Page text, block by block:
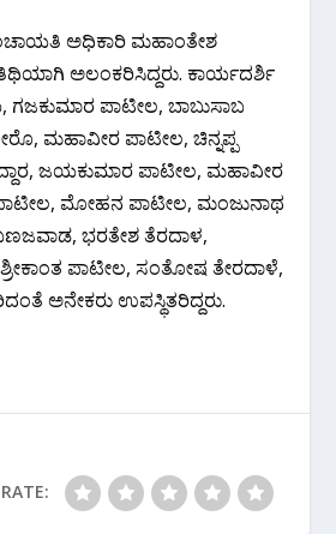
ಅಧಿಕಾರಿ ಮಹಾಂತೇಶ
ಅಲಂಕರಿಸಿದ್ದರು. ಕಾರ್ಯದರ್ಶಿ
ಪಾಟೀಲ, ಬಾಬುಸಾಬ
ಮಹಾವೀರ ಪಾಟೀಲ, ಚಿನ್ನಪ್ಪ
ಜಯಕುಮಾರ ಪಾಟೀಲ, ಮಹಾವೀರ
ಮೋಹನ ಪಾಟೀಲ, ಮಂಜುನಾಥ
ಭರತೇಶ ತೆರದಾಳ,
ಪಾಟೀಲ, ಸಂತೋಷ ತೇರದಾಳೆ,
ಅನೇಕರು ಉಪಸ್ಥಿತರಿದ್ದರು.
RATE: